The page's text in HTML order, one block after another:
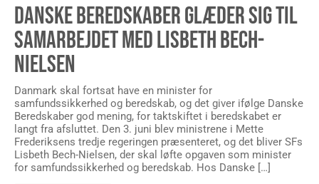
DANSKE BEREDSKABER GLÆDER SIG TIL
SAMARBEJDET MED LISBETH BECH-
NIELSEN
Danmark skal fortsat have en minister for
samfundssikkerhed og beredskab, og det giver ifølge Danske
Beredskaber god mening, for taktskiftet i beredskabet er
langt fra afsluttet. Den 3. juni blev ministrene i Mette
Frederiksens tredje regeringen præsenteret, og det bliver SFs
Lisbeth Bech-Nielsen, der skal løfte opgaven som minister
for samfundssikkerhed og beredskab. Hos Danske […]